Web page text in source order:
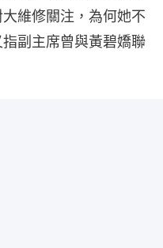
維修關注，為何她不
副主席曾與黃碧嬌聯